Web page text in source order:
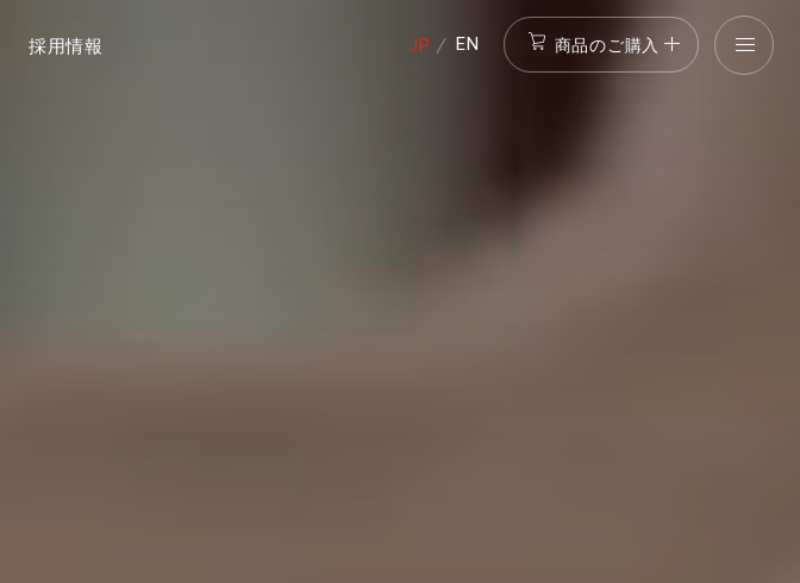
採用情報 JP EN 商品のご購入